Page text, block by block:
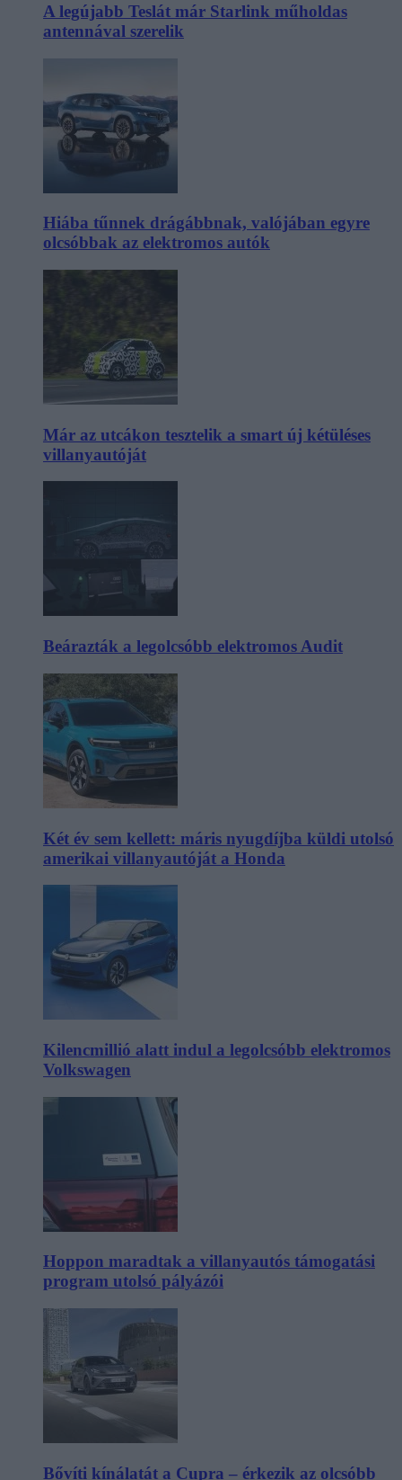
A legújabb Teslát már Starlink műholdas
antennával szerelik
Hiába tűnnek drágábbnak, valójában egyre
olcsóbbak az elektromos autók
Már az utcákon tesztelik a smart új kétüléses
villanyautóját
Beárazták a legolcsóbb elektromos Audit
Két év sem kellett: máris nyugdíjba küldi utolsó
amerikai villanyautóját a Honda
Kilencmillió alatt indul a legolcsóbb elektromos
Volkswagen
Hoppon maradtak a villanyautós támogatási
program utolsó pályázói
Bővíti kínálatát a Cupra – érkezik az olcsóbb